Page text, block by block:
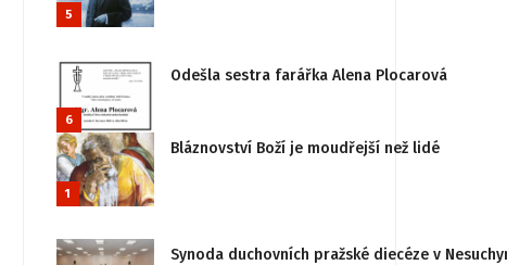
5
6
Odešla sestra farářka Alena Plocarová
1
Bláznovství Boží je moudřejší než lidé
Synoda duchovních pražské diecéze v